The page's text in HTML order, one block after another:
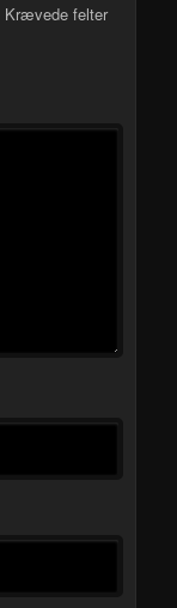
Krævede felter